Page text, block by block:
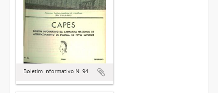
Boletim Informativo N. 94